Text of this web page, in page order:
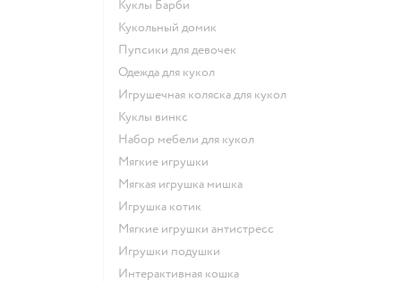
Куклы Барби
Кукольный домик
Пупсики для девочек
Одежда для кукол
Игрушечная коляска для кукол
Куклы винкс
Набор мебели для кукол
Мягкие игрушки
Мягкая игрушка мишка
Игрушка котик
Мягкие игрушки антистресс
Игрушки подушки
Интерактивная кошка